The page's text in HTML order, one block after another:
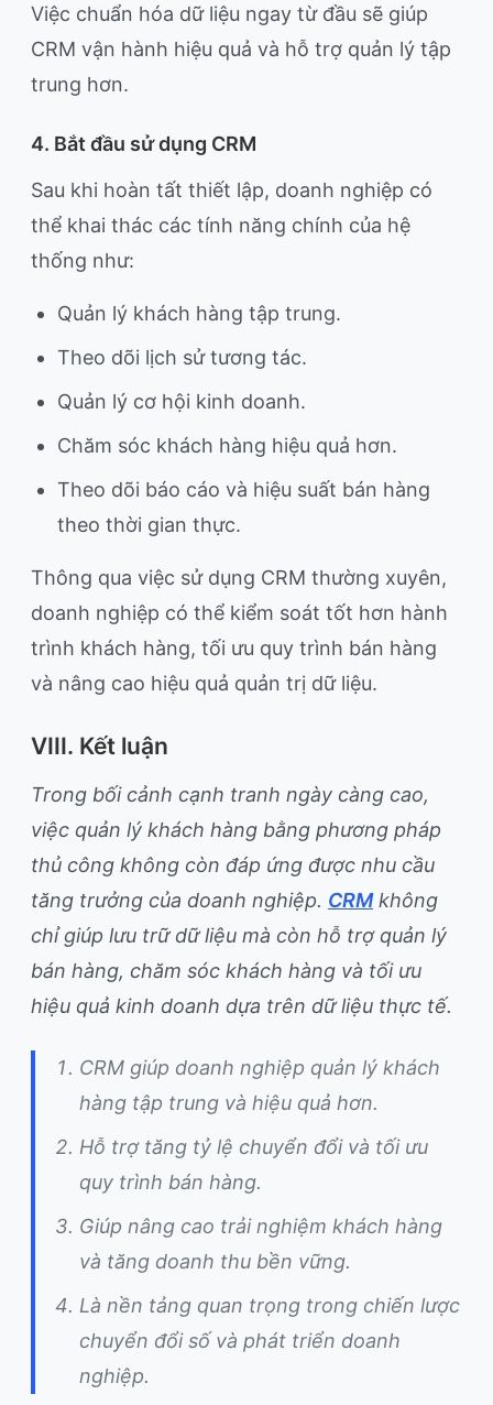
Việc chuẩn hóa dữ liệu ngay từ đầu sẽ giúp
CRM vận hành hiệu quả và hỗ trợ quản lý tập
trung hơn.
4. Bắt đầu sử dụng CRM
Sau khi hoàn tất thiết lập, doanh nghiệp có
thể khai thác các tính năng chính của hệ
thống như:
Quản lý khách hàng tập trung.
Theo dõi lịch sử tương tác.
Quản lý cơ hội kinh doanh.
Chăm sóc khách hàng hiệu quả hơn.
Theo dõi báo cáo và hiệu suất bán hàng
theo thời gian thực.
Thông qua việc sử dụng CRM thường xuyên,
doanh nghiệp có thể kiểm soát tốt hơn hành
trình khách hàng, tối ưu quy trình bán hàng
và nâng cao hiệu quả quản trị dữ liệu.
VIII. Kết luận
Trong bối cảnh cạnh tranh ngày càng cao,
việc quản lý khách hàng bằng phương pháp
thủ công không còn đáp ứng được nhu cầu
tăng trưởng của doanh nghiệp. CRMkhông
chỉ giúp lưu trữ dữ liệu mà còn hỗ trợ quản lý
bán hàng, chăm sóc khách hàng và tối ưu
hiệu quả kinh doanh dựa trên dữ liệu thực tế.
CRM giúp doanh nghiệp quản lý khách
hàng tập trung và hiệu quả hơn.
Hỗ trợ tăng tỷ lệ chuyển đổi và tối ưu
quy trình bán hàng.
Giúp nâng cao trải nghiệm khách hàng
và tăng doanh thu bền vững.
Là nền tảng quan trọng trong chiến lược
chuyển đổi số và phát triển doanh
nghiệp.